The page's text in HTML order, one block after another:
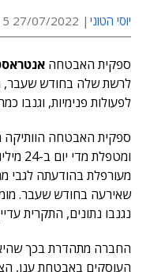
יוסי הטוני 27/07/2022 13:15
ספקית האבטחה
לרשת שלה בחודש שעבר,
לפעולות פנימיות, וגנבו
מעורפלת בהודעתה לגבי
שאירעה בחודש שעבר.
נגנבו נתונים, התקרית
החברה מתהדרת בכך
העוסקים באבטחת ענן,